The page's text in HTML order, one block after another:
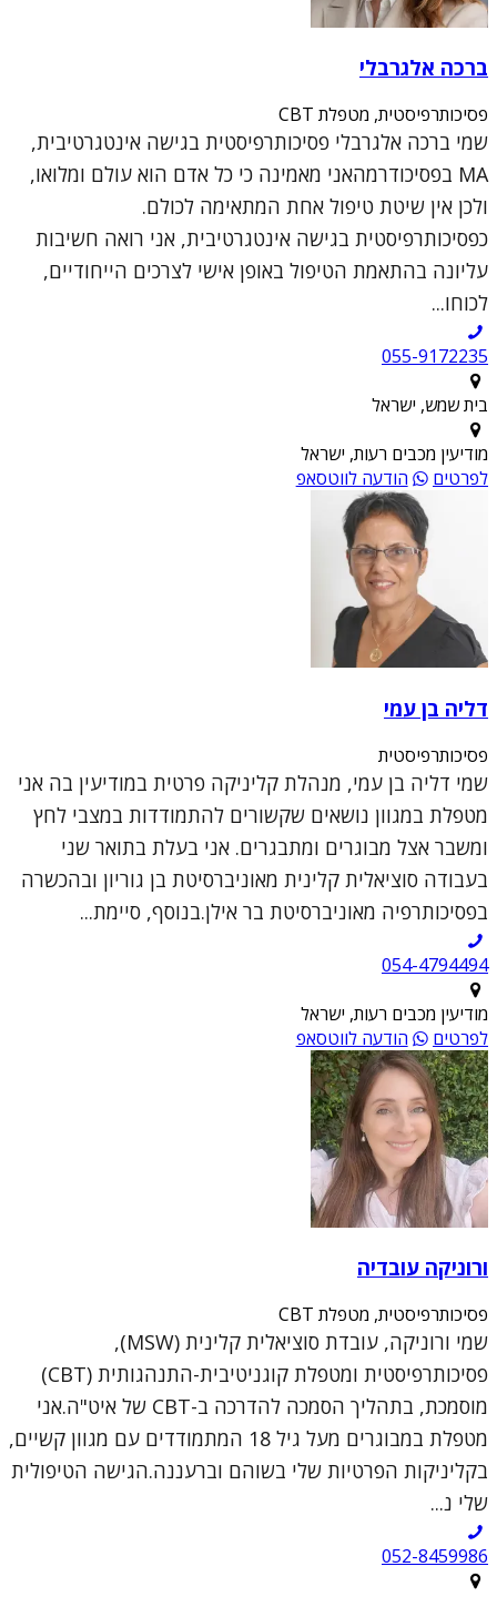
ברכה אלגרבלי
פסיכותרפיסטית, מטפלת CBT
שמי ברכה אלגרבלי פסיכותרפיסטית בגישה אינטגרטיבית,
MA בפסיכודרמהאני מאמינה כי כל אדם הוא עולם ומלואו,
ולכן אין שיטת טיפול אחת המתאימה לכולם.
כפסיכותרפיסטית בגישה אינטגרטיבית, אני רואה חשיבות
עליונה בהתאמת הטיפול באופן אישי לצרכים הייחודיים,
לכוחו...
055-9172235
בית שמש, ישראל
מודיעין מכבים רעות, ישראל
לפרטים
הודעה לווטסאפ
דליה בן עמי
פסיכותרפיסטית
שמי דליה בן עמי, מנהלת קליניקה פרטית במודיעין בה אני
מטפלת במגוון נושאים שקשורים להתמודדות במצבי לחץ
ומשבר אצל מבוגרים ומתבגרים. אני בעלת בתואר שני
בעבודה סוציאלית קלינית מאוניברסיטת בן גוריון ובהכשרה
בפסיכותרפיה מאוניברסיטת בר אילן.בנוסף, סיימת...
054-4794494
מודיעין מכבים רעות, ישראל
לפרטים
הודעה לווטסאפ
ורוניקה עובדיה
פסיכותרפיסטית, מטפלת CBT
שמי ורוניקה, עובדת סוציאלית קלינית (MSW),
פסיכותרפיסטית ומטפלת קוגניטיבית-התנהגותית (CBT)
מוסמכת, בתהליך הסמכה להדרכה ב-CBT של איט"ה.אני
מטפלת במבוגרים מעל גיל 18 המתמודדים עם מגוון קשיים,
בקליניקות הפרטיות שלי בשוהם וברעננה.הגישה הטיפולית
שלי נ...
052-8459986